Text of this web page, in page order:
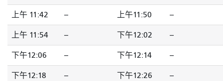
上午 11:42 -- 上午11:50 --
上午 11:54 -- 下午12:02 --
下午12:06 -- 下午12:14 --
下午12:18 -- 下午12:26 --